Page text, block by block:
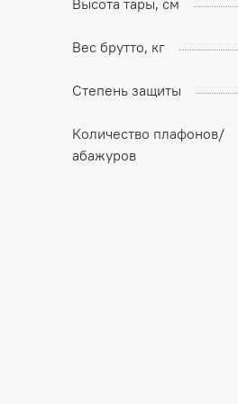
Высота тары, см
Вес брутто, кг
Степень защиты
Количество плафонов/
абажуров